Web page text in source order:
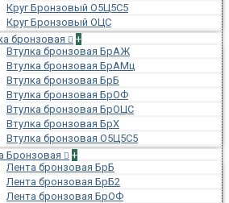
Круг Бронзовый О5Ц5С5
Круг Бронзовый ОЦС
бронзовая
+
Втулка бронзовая БрАЖ
Втулка бронзовая БрАМц
Втулка бронзовая БрБ
Втулка бронзовая БрОФ
Втулка бронзовая БрОЦС
Втулка бронзовая БрХ
Втулка бронзовая О5Ц5С5
Бронзовая
+
Лента бронзовая БрБ
Лента бронзовая БрБ2
Лента бронзовая БрОФ